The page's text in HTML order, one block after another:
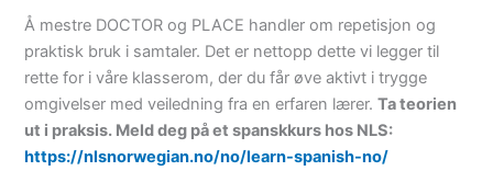
Å mestre DOCTOR og PLACE handler om repetisjon og
praktisk bruk i samtaler. Det er nettopp dette vi legger til
rette for i våre klasserom, der du får øve aktivt i trygge
omgivelser med veiledning fra en erfaren lærer.Ta teorien
ut i praksis. Meld deg på et spanskkurs hos NLS:
https://nlsnorwegian.no/no/learn-spanish-no/